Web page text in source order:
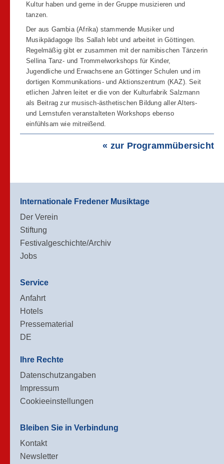
Kultur haben und gerne in der Gruppe musizieren und
tanzen.
Der aus Gambia (Afrika) stammende Musiker und
Musikpädagoge Ibs Sallah lebt und arbeitet in Göttingen.
Regelmäßig gibt er zusammen mit der namibischen Tänzerin
Sellina Tanz- und Trommelworkshops für Kinder,
Jugendliche und Erwachsene an Göttinger Schulen und im
dortigen Kommunikations- und Aktionszentrum (KAZ). Seit
etlichen Jahren leitet er die von der Kulturfabrik Salzmann
als Beitrag zur musisch-ästhetischen Bildung aller Alters-
und Lernstufen veranstalteten Workshops ebenso
einfühlsam wie mitreißend.
« zur Programmübersicht
Internationale Fredener Musiktage
Der Verein
Stiftung
Festivalgeschichte/Archiv
Jobs
Service
Anfahrt
Hotels
Pressematerial
DE
Ihre Rechte
Datenschutzangaben
Impressum
Cookieeinstellungen
Bleiben Sie in Verbindung
Kontakt
Newsletter